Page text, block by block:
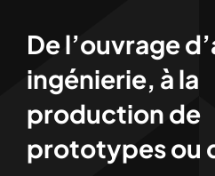
De l’ouvrage
ingénierie, à la
production de
prototypes ou